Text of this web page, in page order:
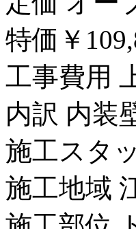
特価￥
工事費用
内訳 内装
施工スタ
施工地域